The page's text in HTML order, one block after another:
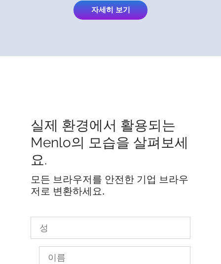
자세히 보기
실제 환경에서 활용되는
Menlo의 모습을 살펴보세
요.
모든 브라우저를 안전한 기업 브라우
저로 변환하세요.